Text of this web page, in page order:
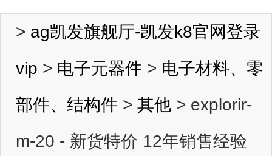
> ag凯发旗舰厅-凯发k8官网登录
vip > 电子元器件 > 电子材料、零
部件、结构件 > 其他 > explorir-
m-20 - 新货特价 12年销售经验